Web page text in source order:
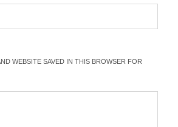
WEBSITE SAVED IN THIS BROWSER FOR